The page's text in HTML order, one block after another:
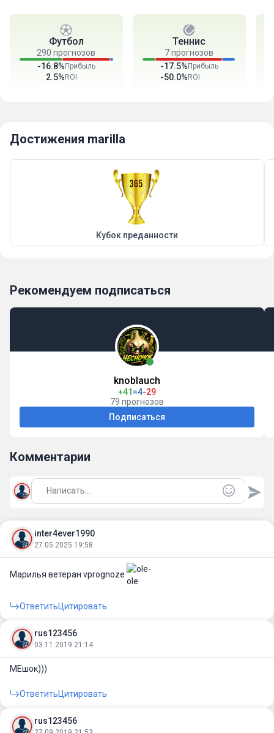
Футбол
290 прогнозов
-16.8%
2.5%
Прибыль
ROI
Теннис
7 прогнозов
-17.5%
-50.0%
Прибыль
ROI
Достижения marilla
Кубок преданности
Рекомендуем подписаться
knoblauch
+41 =4-29
79 прогнозов
Подписаться
Комментарии
inter4ever1990
27.05.2025 19:58
Марилья ветеран vprognoze
ОтветитьЦитировать
rus123456
03.11.2019 21:14
МЕшок)))
ОтветитьЦитировать
rus123456